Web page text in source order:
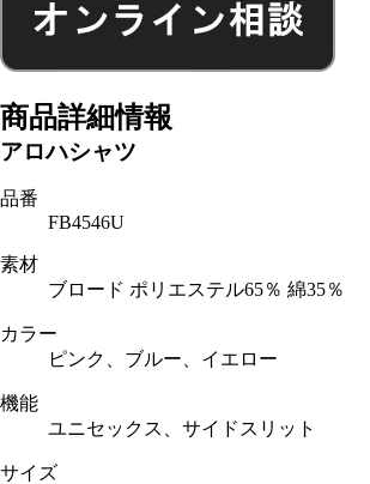
商品詳細情報
アロハシャツ
品番
FB4546U
素材
ブロード ポリエステル65％ 綿35％
カラー
ピンク、ブルー、イエロー
機能
ユニセックス、サイドスリット
サイズ